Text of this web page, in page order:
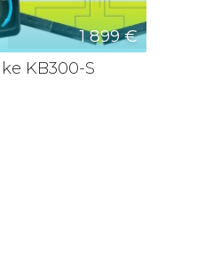
1 899 €
KB300-S